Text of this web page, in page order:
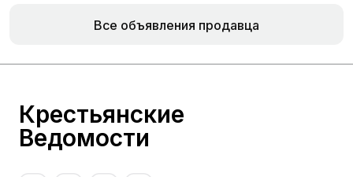
Все объявления продавца
Крестьянские
Ведомости